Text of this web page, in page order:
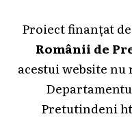
Proiect finanțat de
Românii de
acestui website
Pretutindeni